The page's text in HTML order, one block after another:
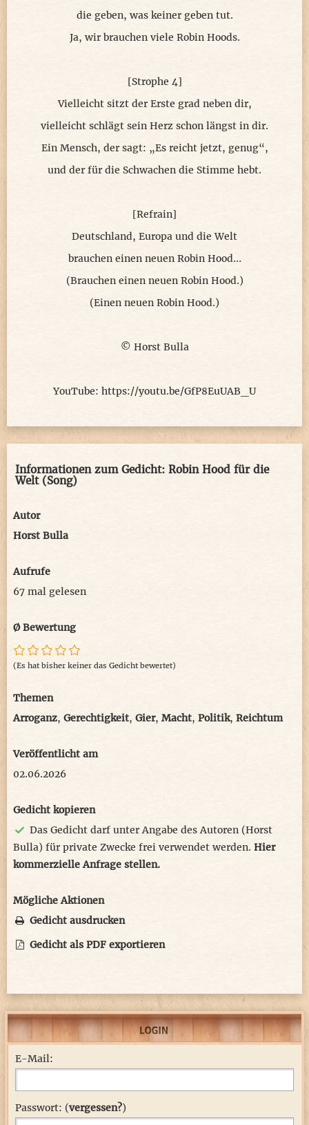
die geben, was keiner geben tut.
Ja, wir brauchen viele Robin Hoods.
[Strophe 4]
Vielleicht sitzt der Erste grad neben dir,
vielleicht schlägt sein Herz schon längst in dir.
Ein Mensch, der sagt: „Es reicht jetzt, genug“,
und der für die Schwachen die Stimme hebt.
[Refrain]
Deutschland, Europa und die Welt
brauchen einen neuen Robin Hood…
(Brauchen einen neuen Robin Hood.)
(Einen neuen Robin Hood.)
© Horst Bulla
YouTube: https://youtu.be/GfP8EuUAB_U
Informationen zum Gedicht: Robin Hood für die
Welt (Song)
Autor
Horst Bulla
Aufrufe
67 mal gelesen
Ø Bewertung
(Es hat bisher keiner das Gedicht bewertet)
Themen
Arroganz, Gerechtigkeit, Gier, Macht, Politik, Reichtum
Veröffentlicht am
02.06.2026
Gedicht kopieren
Das Gedicht darf unter Angabe des Autoren (Horst
Bulla) für private Zwecke frei verwendet werden. Hier
kommerzielle Anfrage stellen.
Mögliche Aktionen
Gedicht ausdrucken
Gedicht als PDF exportieren
E-Mail:
Passwort: (vergessen?)